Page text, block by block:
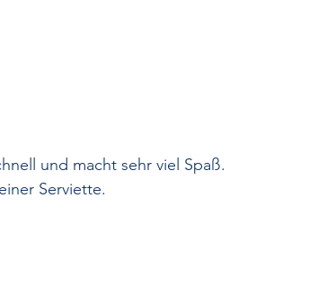
und macht sehr viel Spaß.
Serviette.